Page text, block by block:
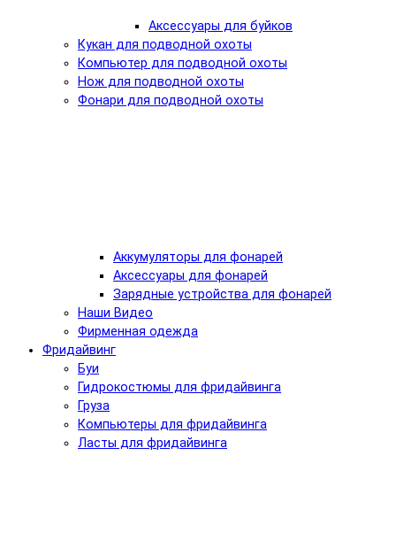
Аксессуары для буйков
Кукан для подводной охоты
Компьютер для подводной охоты
Нож для подводной охоты
Фонари для подводной охоты
Аккумуляторы для фонарей
Аксессуары для фонарей
Зарядные устройства для фонарей
Наши Видео
Фирменная одежда
Фридайвинг
Буи
Гидрокостюмы для фридайвинга
Груза
Компьютеры для фридайвинга
Ласты для фридайвинга